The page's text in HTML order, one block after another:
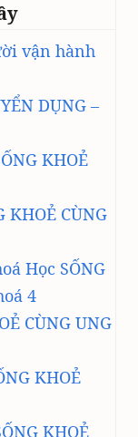
vận hành
DỤNG –
KHOẺ
KHOẺ CÙNG
Học SỐNG
4
CÙNG UNG
KHOẺ
KHOẺ